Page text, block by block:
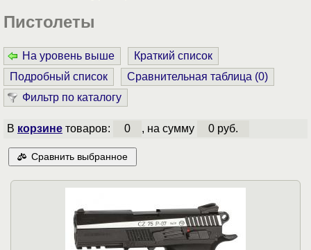
Пистолеты
На уровень выше
Краткий список
Подробный список
Сравнительная таблица (0)
Фильтр по каталогу
В корзинетоваров: 0 , на сумму 0 руб.
Сравнить выбранное